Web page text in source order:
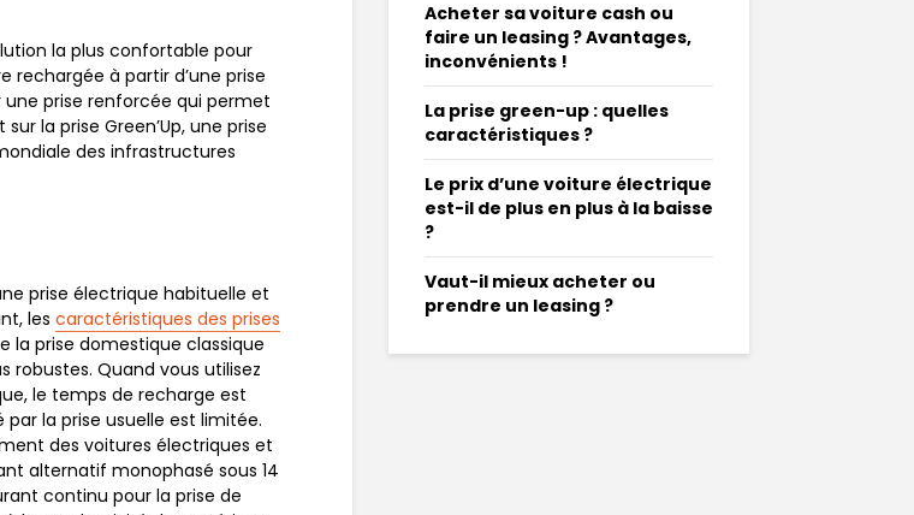
la plus confortable pour
à partir d’une prise
une prise renforcée qui permet
la prise Green’Up, une prise
des infrastructures
prise électrique habituelle et
les caractéristiques des prises
la prise domestique classique
robustes. Quand vous utilisez
le temps de recharge est
la prise usuelle est limitée.
des voitures électriques et
alternatif monophasé sous 14
continu pour la prise de
Acheter sa voiture cash ou
faire un leasing ? Avantages,
inconvénients !
La prise green-up : quelles
caractéristiques ?
Le prix d’une voiture électrique
est-il de plus en plus à la baisse
?
Vaut-il mieux acheter ou
prendre un leasing ?